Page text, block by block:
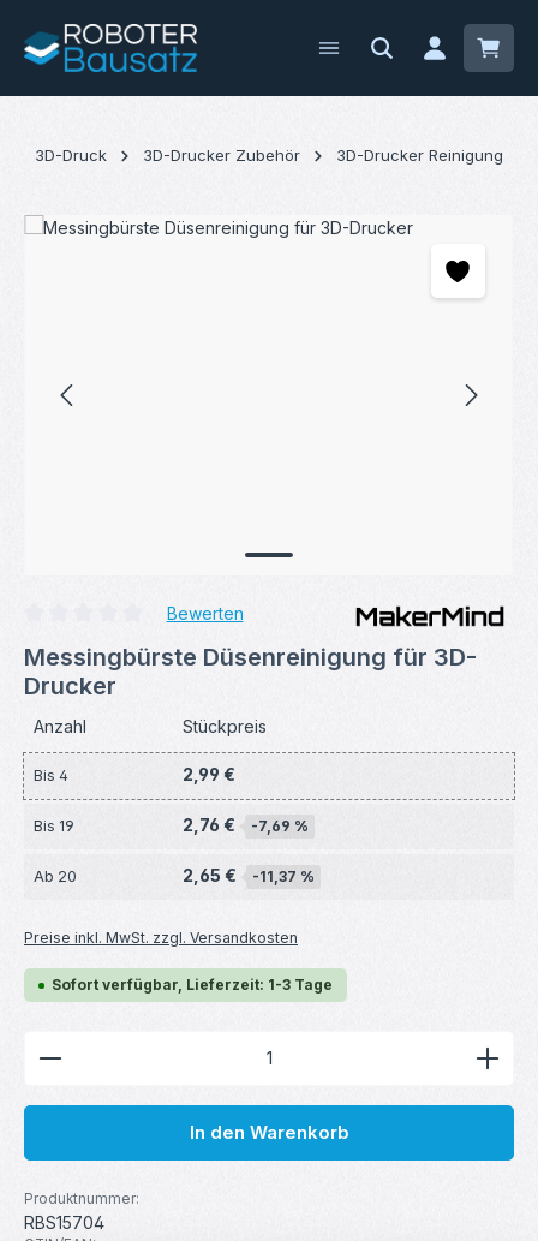
Zum Hauptinhalt springen
3D-Druck 3D-Drucker Zubehör 3D-Drucker Reinigung
Bildergalerie überspringen
Bewerten
Messingbürste Düsenreinigung für 3D-
Drucker
Anzahl Stückpreis
Bis 4 2,99 €
Bis 19 2,76 € -7,69 %
Ab 20 2,65 € -11,37 %
Preise inkl. MwSt. zzgl. Versandkosten
Sofort verfügbar, Lieferzeit: 1-3 Tage
Produkt Anzahl: Gib den gewünschten Wert ein
In den Warenkorb
Produktnummer:
RBS15704